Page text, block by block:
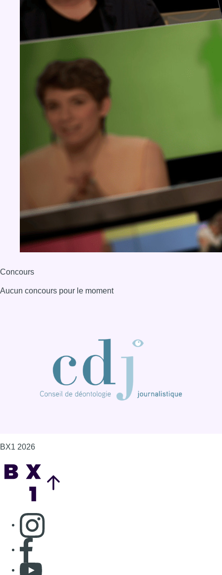
Concours
Aucun concours pour le moment
BX1 2026
Consulter page Instagram
Consulter page Facebook
Consulter Youtube